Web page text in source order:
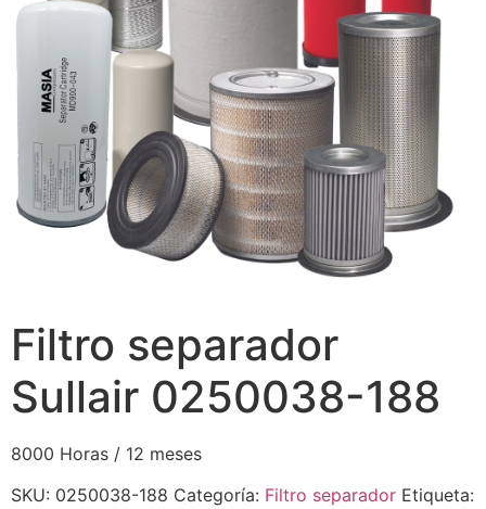
Filtro separador
Sullair 0250038-188
8000 Horas / 12 meses
SKU: 0250038-188 Categoría: Filtro separador Etiqueta: